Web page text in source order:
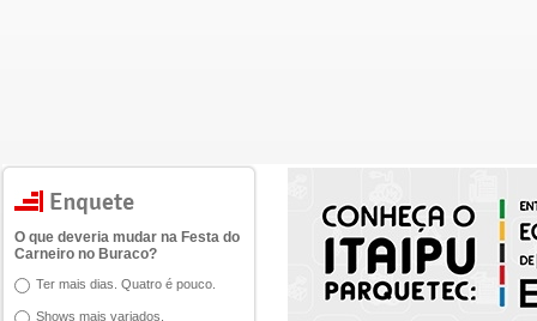
O que deveria mudar na Festa do
Carneiro no Buraco?
Ter mais dias. Quatro é pouco.
Shows mais variados.